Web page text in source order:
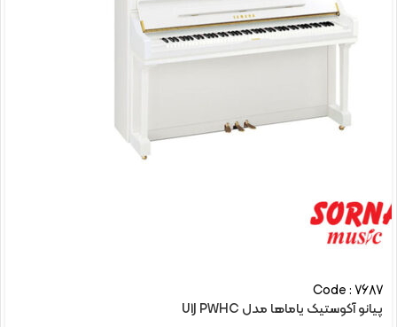
Code : 7687
پیانو آکوستیک یاماها مدل U1J PWHC